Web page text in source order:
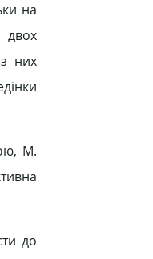
на
двох
них
М.
до